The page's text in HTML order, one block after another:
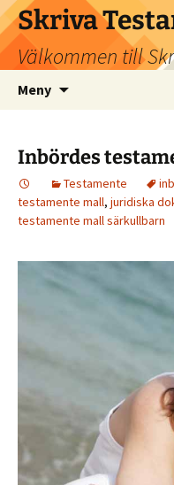
Hoppa
till
innehåll
Skriva
Välkommen till
Meny
Inbördes
Testamente
testamente mall, juridiska
testamente mall särkullbarn